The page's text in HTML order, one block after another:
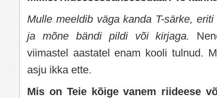
Mulle meeldib väga kanda T-särke,
ja mõne bändi pildi või kirjaga.
viimastel aastatel enam kooli tulnud.
asju ikka ette.
Mis on Teie kõige vanem riideese